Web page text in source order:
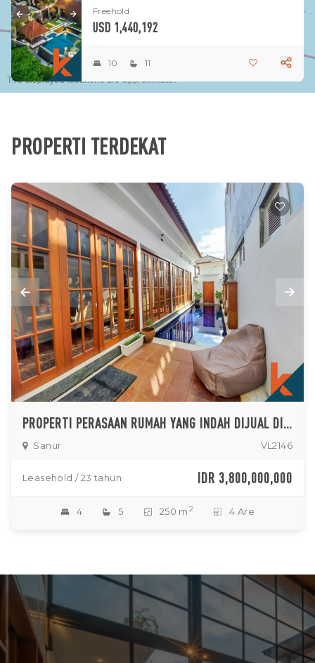
The displayed locations are approximate.
Freehold
USD 1,440,192
10 11
PROPERTI TERDEKAT
PROPERTI PERASAAN RUMAH YANG INDAH DIJUAL DI SANUR
Sanur VL2146
Leasehold / 23 tahun IDR 3,800,000,000
4 5 250 m 2 4 Are